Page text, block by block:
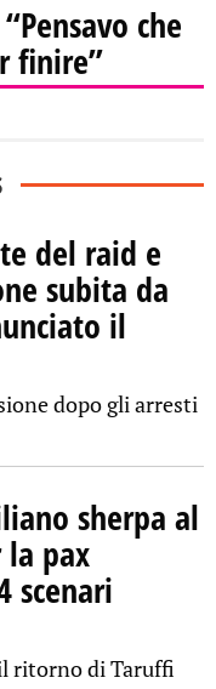
che
finire”
del raid e
subita da
il
dopo gli arresti
sherpa al
pax
scenari
ritorno di Taruffi